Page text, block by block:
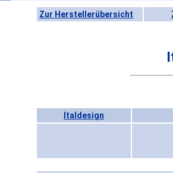
Zur Herstellerübersicht
Italdesign